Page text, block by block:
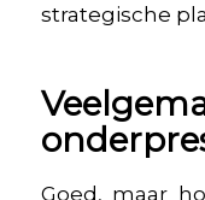
strategische
Goed, maar